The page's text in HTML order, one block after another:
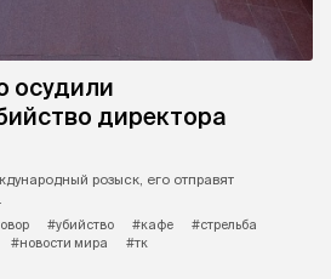
осудили
директора
розыск, его отправят
#убийство #кафе
#стрельба
#новости мира #тк